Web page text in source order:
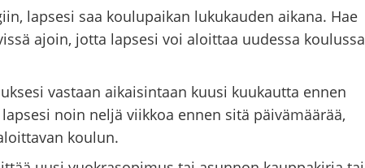
lapsesi saa koulupaikan lukukauden aikana. Hae
ajoin, jotta lapsesi voi aloittaa uudessa koulussa
vastaan aikaisintaan kuusi kuukautta ennen
noin neljä viikkoa ennen sitä päivämäärää,
koulun.